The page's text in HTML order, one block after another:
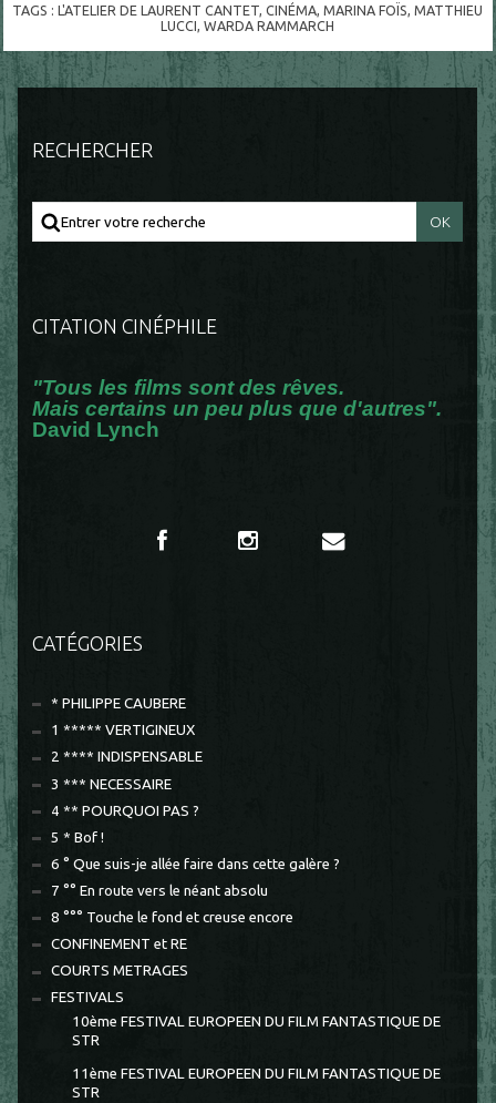
TAGS :L'ATELIER DE LAURENT CANTET ,CINÉMA ,MARINA FOÏS ,MATTHIEU
LUCCI ,WARDA RAMMARCH
RECHERCHER
CITATION CINÉPHILE
"Tous les films sont des rêves.
Mais certains un peu plus que d'autres".
David Lynch
CATÉGORIES
* PHILIPPE CAUBERE
1 ***** VERTIGINEUX
2 **** INDISPENSABLE
3 *** NECESSAIRE
4 ** POURQUOI PAS ?
5 * Bof !
6 ° Que suis-je allée faire dans cette galère ?
7 °° En route vers le néant absolu
8 °°° Touche le fond et creuse encore
CONFINEMENT et RE
COURTS METRAGES
FESTIVALS
10ème FESTIVAL EUROPEEN DU FILM FANTASTIQUE DE
STR
11ème FESTIVAL EUROPEEN DU FILM FANTASTIQUE DE
STR